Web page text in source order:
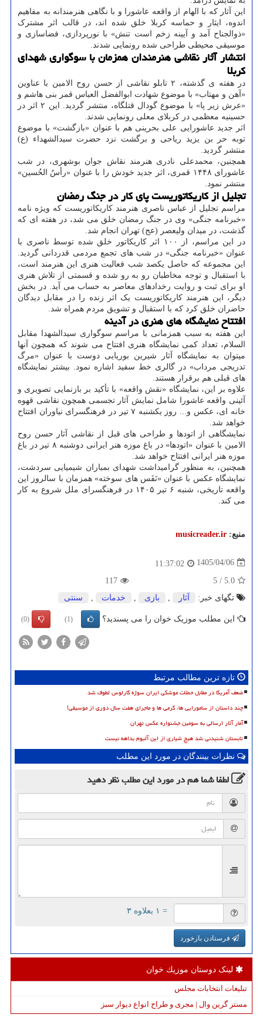
این آثار که با الهام از واقعه عاشورا و با نگاهی هنرمندانه به مفاهیم
اندوه، ایثار و حماسه کربلا خلق شده اند، در قالب اثر مشترک
«ذوالجناح آمد و آیینه زخم است تنش» با نورپردازی، فضاسازی و
موسیقی محیطی طراحی شده رونمایی شدند.
انتشار آثار نقاشی هنرمندان همزمان با سوگواری شهدای
کربلا
در هفته ی گذشته، ۲ تابلو نقاشی از حسن روح الامین با عناوین
«آهن و مهتاب» با موضوع شهادت ابوالفضل العباس قمر بنی هاشم و
«عرش زیر پا» با موضوع گودال قتلگاه، منتشر گردید. این ۲ اثر در
حسینیه معظمی در کربلای معلی رونمایی شدند.
اثر جدید عاشورایی علی بحرینی هم با عنوان «بازگشت» با موضوع
توبه حر بن یزید ریاحی و برگشت نزد حضرت سیدالشهداء (ع)
منتشر گردید.
همچنین، محمدعلی نادری هنرمند نقاش جوان بوشهری، در شب
عاشورای ۱۴۴۸ قمری، اثر جدید خودش را با عنوان «رأسُ الحُسین»
منتشر نمود.
تجلیل از کاریکاتوریست پای کار در جنگ رمضان
مراسم تجلیل از عباس ناصری هنرمند کاریکاتوریست که ویژه نامه
«خبرنامه جنگی» وی در جنگ رمضان خلق می شد، در هفته ای که
گذشت، در میدان ولیعصر (عج) تهران انجام شد.
در این مراسم، از ۱۰۰ اثر کاریکاتور خلق شده توسط ناصری با
عنوان «خبرنامه جنگی» در شب های تجمع مردمی قدردانی گردید.
این مجموعه که حاصل یکصد شب فعالیت هنری این هنرمند است،
با استقبال و توجه مخاطبان رو به رو شده و قسمتی از تلاش هنری
او برای ثبت و روایت رخدادهای معاصر به حساب می آید. در بخش
دیگر، این هنرمند کاریکاتوریست یک اثر زنده را در مقابل دیدگان
حاضران خلق کرد که با استقبال و تشویق مردم همراه شد.
افتتاح نمایشگاه های هنری در آدینه
این هفته به سبب همزمانی با مراسم سوگواری سیدالشهدا مقابل
السلام، تعداد کمی نمایشگاه هنری افتتاح می شوند که همچون آنها
میتوان به نمایشگاه آثار شیرین بوریایی دوست با عنوان «مرگ
تدریجی مرداب» در گالری خط سفید اشاره نمود. بیشتر نمایشگاه
های قبلی هم برقرار هستند.
علاوه بر این، نمایشگاه «نقش واقعه» با تأکید بر بازنمایی تصویری و
آئینی واقعه عاشورا شامل نمایش آثار تجسمی همچون نقاشی قهوه
خانه ای، عکس و... روز یکشنبه ۷ تیر در فرهنگسرای نیاوران افتتاح
خواهد شد.
نمایشگاهی از اتودها و طراحی های قبل از نقاشی آثار حسن روح
الامین با عنوان «اتودها» در باغ موزه هنر ایرانی دوشنبه ۸ تیر در باغ
موزه هنر ایرانی افتتاح خواهد شد.
همچنین، به منظور گرامیداشت شهدای بمباران شیمیایی سردشت،
نمایشگاه عکس با عنوان «نَفَس های سوخته» همزمان با سالروز این
واقعه تاریخی، شنبه ۶ تیر ۱۴۰۵ در فرهنگسرای ملل شروع به کار
می کند.
منبع: musicreader.ir
1405/04/06
11:37:02
5.0
/
5
117
تگهای خبر:
آثار بازی خدمات سنتی
این مطلب موزیک خوان را می پسندید؟ (1)
(0)
تازه ترین مطالب مرتبط
ضعف آمریکا در مقابل حملات موشکی ایران سوژه کارلوس لطوف شد
چند داستان از سامورایی ها، گرمی ها و ماجرای هفت سال دوری از موسیقی!
آمار آثار ارسالی به سومین جشنواره عکس تهران
تابستان شنیدنی شد هیچ شیاری از این آلبوم بداهه نیست
نظرات بینندگان در مورد این مطلب
لطفا شما همدر مورد این مطلبنظر دهید
= ۱ بعلاوه ۳
فرستادن بازخورد
لینک دوستان موزیك خوان
تبلیغات انتخابات مجلس
مستر گرین وال | مجری و طراح انواع دیوار سبز